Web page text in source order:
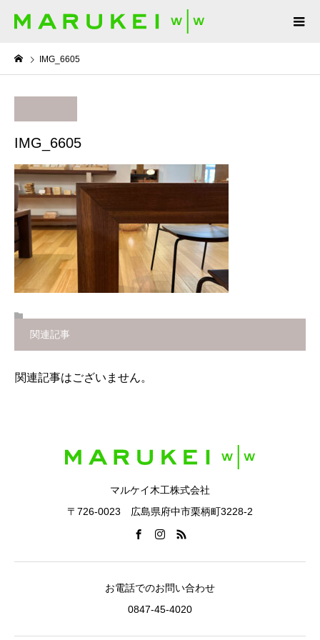
IMG_6605
IMG_6605
関連記事
関連記事はございません。
マルケイ木工株式会社
〒726-0023 広島県府中市栗柄町3228-2
お電話でのお問い合わせ
0847-45-4020